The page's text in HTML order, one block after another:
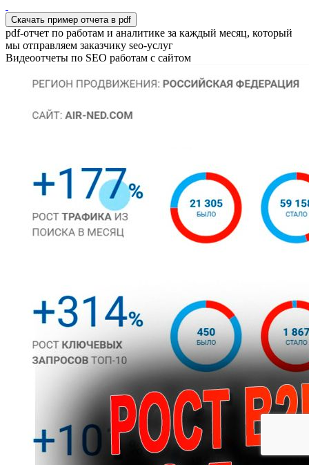
Скачать пример отчета в pdf
pdf-отчет по работам и аналитике за каждый месяц, который
мы отправляем заказчику seo-услуг
Видеоотчеты по SEO работам с сайтом